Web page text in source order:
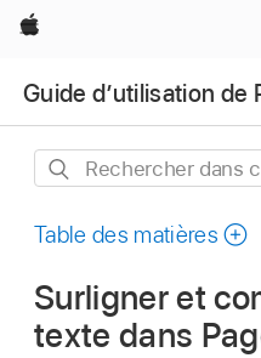
Apple
Guide d’utilisation de
Rechercher
ce
Table des matières
Surligner et
texte dans